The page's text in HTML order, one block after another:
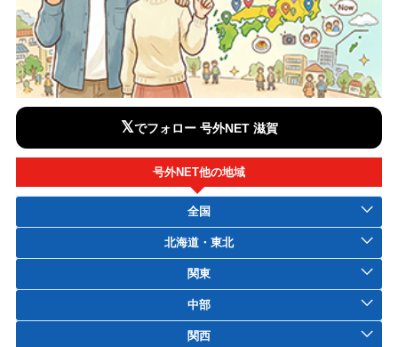
𝕏でフォロー 号外NET 滋賀
号外NET他の地域
全国
北海道・東北
関東
中部
関西